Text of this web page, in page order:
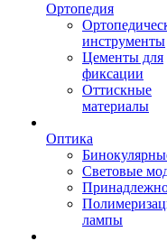
Ортопедия
инструменты
Цементы для
фиксации
Оттискные
материалы
Оптика
Световые
лампы